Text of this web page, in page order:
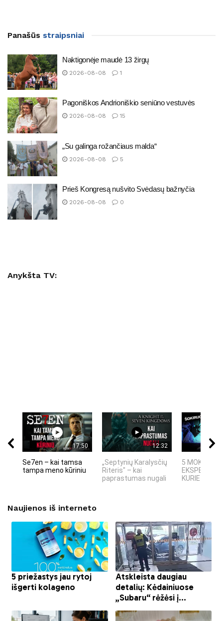
Panašūs straipsniai
Naktigonėje maudė 13 žirgų
2026-08-08 1
Pagoniškos Andrioniškio seniūno vestuvės
2026-08-08 15
„Su galinga rožančiaus malda“
2026-08-08 5
Prieš Kongresą nušvito Svėdasų bažnyčia
2026-08-08 0
Anykšta TV:
17:50
Se7en – kai tamsa
tampa meno kūriniu
12:32
„Septynių Karalysčių
Riteris" – kai
paprastumas nugali
5 MOKSLINIAI
KURIE
Naujienos iš interneto